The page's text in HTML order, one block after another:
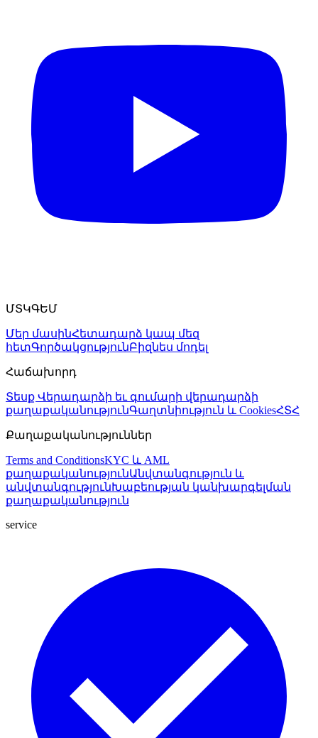
ՄՏԿԳԵՄ
Մեր մասինՀետադարձ կապ մեզ
հետԳործակցությունԲիզնես մոդել
Հաճախորդ
Տեսք Վերադարձի եւ գումարի վերադարձի
քաղաքականությունԳաղտնիություն և CookiesՀՏՀ
Քաղաքականություններ
Terms and ConditionsKYC և AML
քաղաքականությունԱնվտանգություն և
անվտանգությունԽաբեության կանխարգելման
քաղաքականություն
service